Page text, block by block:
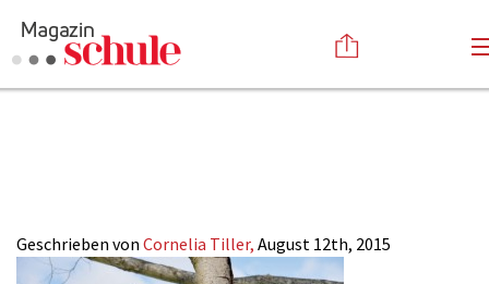
Mediadaten
Kontakt
Anmelden
Geschrieben von Cornelia Tiller, August 12th, 2015